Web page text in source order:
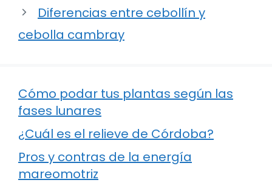
Diferencias entre cebollín y
cebolla cambray
Cómo podar tus plantas según las
fases lunares
¿Cuál es el relieve de Córdoba?
Pros y contras de la energía
mareomotriz